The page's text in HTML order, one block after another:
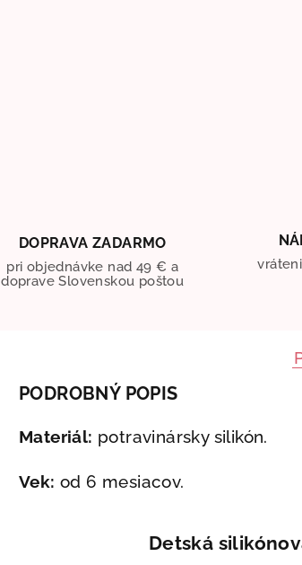
DOPRAVA ZADARMO
pri objednávke nad 49 € a
doprave Slovenskou poštou
PODROBNÝ POPIS
Materiál: potravinársky silikón.
Vek: od 6 mesiacov.
Detská